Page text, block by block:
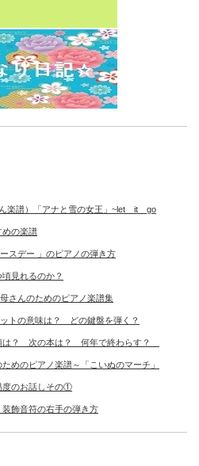
楽譜）「アナと雪の女王」~let it go
めの楽譜
スデー 」のピアノの弾き方
見れるのか？
さんのためのピアノ楽譜集
トの意味は？ どの鍵盤を弾く？
は？ 次の本は？ 何年で終わらす？
めのピアノ楽譜～「こいぬのマーチ」
度のお話しその①
飾音符の右手の弾き方